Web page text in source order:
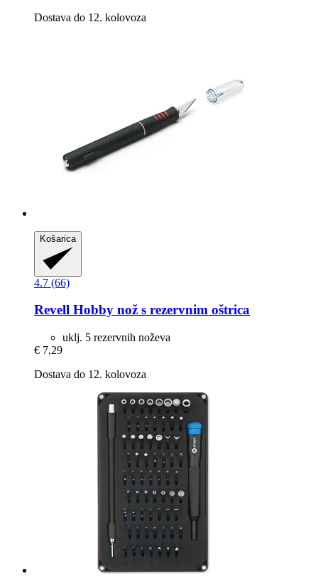
Dostava do 12. kolovoza
Košarica
4.7 (66)
Revell Hobby nož s rezervnim oštrica
uklj. 5 rezervnih noževa
€ 7,29
Dostava do 12. kolovoza